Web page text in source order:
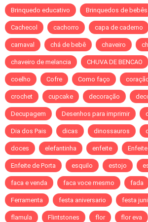
Brinquedo educativo Brinquedos de bebês
Cachecol cachorro capa de caderno
carnaval chá de bebê chaveiro
chaveiro de melancia CHUVA DE BENCAO
coelho Cofre Como faço
crochet cupcake decoração
Decupagem Desenhos para imprimir
Dia dos Pais dicas dinossauros
doces elefantinha enfeite
Enfeite de Porta esquilo estojo
faca e venda faca voce mesmo fada
Ferramenta festa aniversario festa
flamula Flintstones flor flor eva